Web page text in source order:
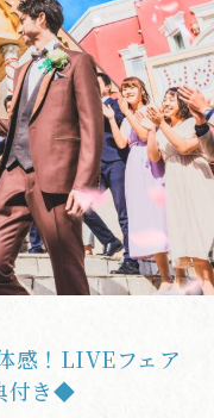
感！LIVEフェア
付き◆